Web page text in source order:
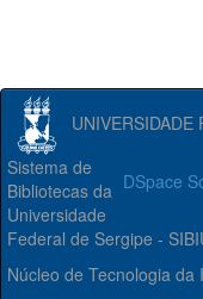
UNIVERSIDADE
DSpace
Sistema de
Bibliotecas da
Universidade
Federal de Sergipe -
Núcleo de Tecnologia da